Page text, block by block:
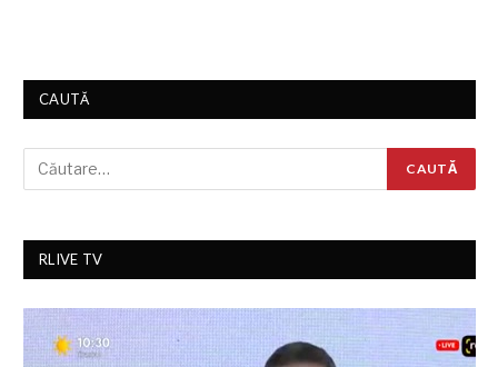
CAUTĂ
RLIVE TV